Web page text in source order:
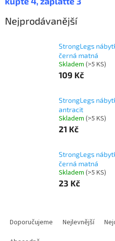
Nejprodávanější
StrongLegs
černá matná
Skladem (>5 KS)
109 Kč
StrongLegs
antracit
Skladem (>5 KS)
21 Kč
StrongLegs
černá matná
Skladem (>5 KS)
23 Kč
Doporučujeme Nejlevnější